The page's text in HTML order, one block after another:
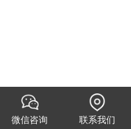
微信咨询 联系我们